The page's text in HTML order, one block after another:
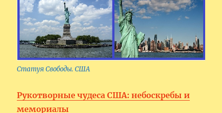
Статуя Свободы. США
Рукотворные чудеса США: небоскребы и
мемориалы